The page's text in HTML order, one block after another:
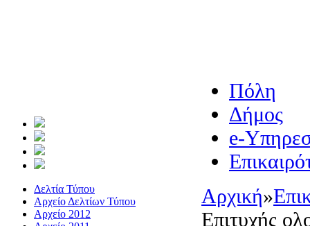
Δελτία Τύπου
Αρχείο Δελτίων Τύπου
Αρχείο 2012
Πόλη
Δήμος
e-
Αρχική»
Επιτυχής